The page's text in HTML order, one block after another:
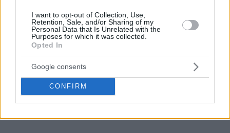
I want to opt-out of Collection, Use,
Retention, Sale, and/or Sharing of my
Personal Data that Is Unrelated with the
Purposes for which it was collected.
Opted In
Google consents
CONFIRM